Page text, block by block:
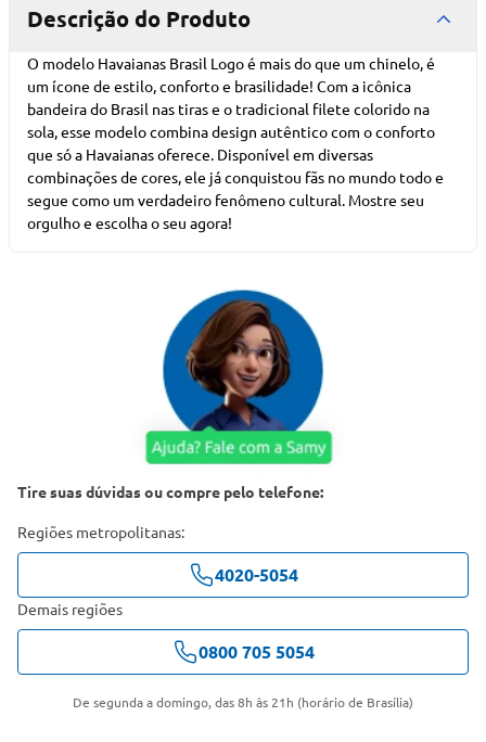
Descrição do Produto
O modelo Havaianas Brasil Logo é mais do que um chinelo, é
um ícone de estilo, conforto e brasilidade! Com a icônica
bandeira do Brasil nas tiras e o tradicional filete colorido na
sola, esse modelo combina design autêntico com o conforto
que só a Havaianas oferece. Disponível em diversas
combinações de cores, ele já conquistou fãs no mundo todo e
segue como um verdadeiro fenômeno cultural. Mostre seu
orgulho e escolha o seu agora!
Tire suas dúvidas ou compre pelo telefone:
Regiões metropolitanas:
4020-5054
Demais regiões
0800 705 5054
De segunda a domingo, das 8h às 21h (horário de Brasília)